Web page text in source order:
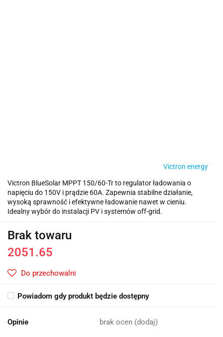
Victron energy
Victron BlueSolar MPPT 150/60-Tr to regulator ładowania o
napięciu do 150V i prądzie 60A. Zapewnia stabilne działanie,
wysoką sprawność i efektywne ładowanie nawet w cieniu.
Idealny wybór do instalacji PV i systemów off-grid.
Brak towaru
2051.65
Do przechowalni
Powiadom gdy produkt będzie dostępny
Opinie brak ocen (dodaj)